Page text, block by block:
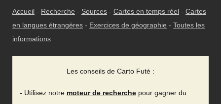
Accueil - Recherche - Sources - Cartes en temps réel - Cartes
en langues étrangères - Exercices de géographie - Toutes les
informations
Les conseils de Carto Futé :
- Utilisez notre moteur de recherche pour gagner du